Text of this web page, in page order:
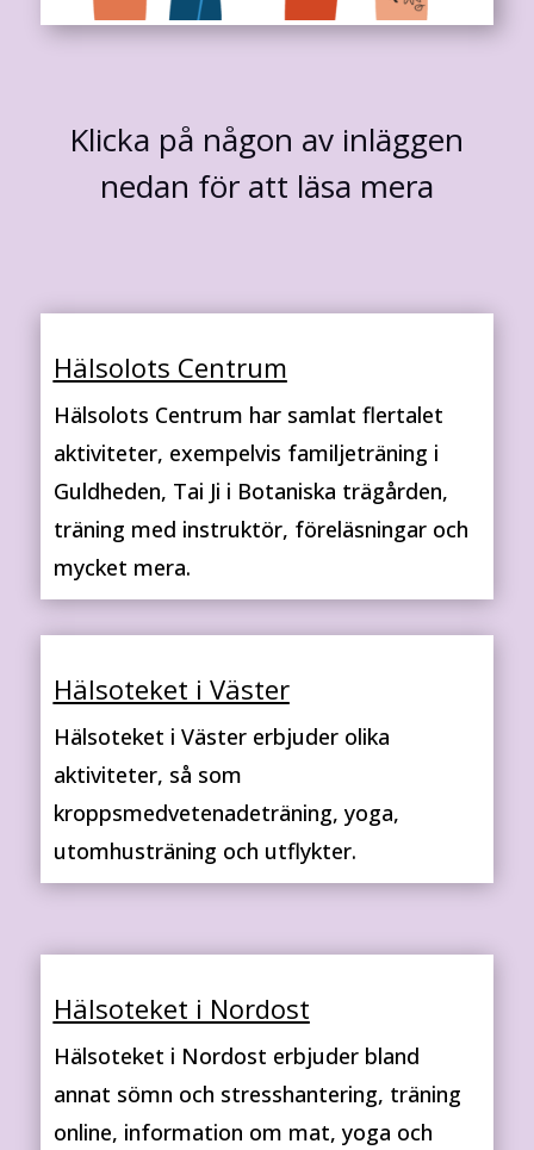
Klicka på någon av inläggen
nedan för att läsa mera
Hälsolots Centrum
Hälsolots Centrum har samlat flertalet
aktiviteter, exempelvis familjeträning i
Guldheden, Tai Ji i Botaniska trägården,
träning med instruktör, föreläsningar och
mycket mera.
Hälsoteket i Väster
Hälsoteket i Väster erbjuder olika
aktiviteter, så som
kroppsmedvetenadeträning, yoga,
utomhusträning och utflykter.
Hälsoteket i Nordost
Hälsoteket i Nordost erbjuder bland
annat sömn och stresshantering, träning
online, information om mat, yoga och